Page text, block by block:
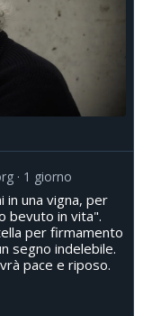
1 giorno
in una vigna, per
bevuto in vita".
per firmamento
segno indelebile.
pace e riposo.